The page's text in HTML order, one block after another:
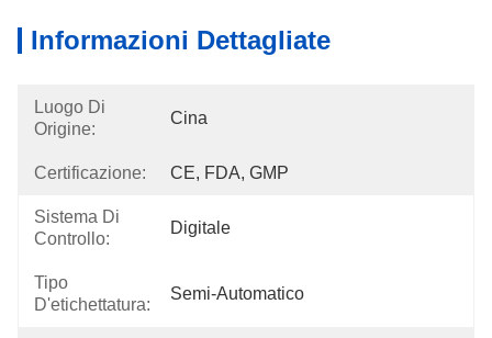
Informazioni Dettagliate
Luogo Di
Origine:
Cina
Certificazione: CE, FDA, GMP
Sistema Di
Controllo:
Digitale
Tipo
D'etichettatura:
Semi-Automatico